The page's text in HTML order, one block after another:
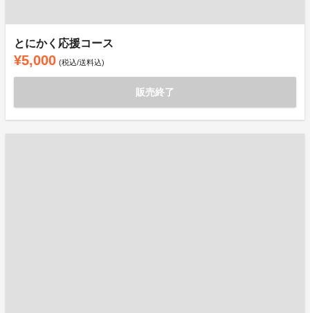
とにかく応援コース
¥5,000 (税込/送料込)
販売終了